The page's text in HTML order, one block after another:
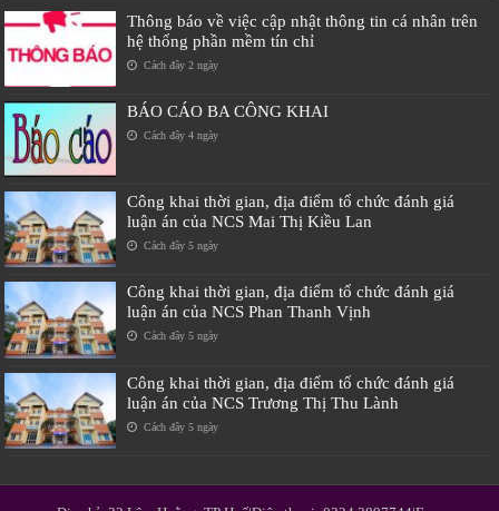
Thông báo về việc cập nhật thông tin cá nhân trên
hệ thống phần mềm tín chỉ
Cách đây 2 ngày
BÁO CÁO BA CÔNG KHAI
Cách đây 4 ngày
Công khai thời gian, địa điểm tổ chức đánh giá
luận án của NCS Mai Thị Kiều Lan
Cách đây 5 ngày
Công khai thời gian, địa điểm tổ chức đánh giá
luận án của NCS Phan Thanh Vịnh
Cách đây 5 ngày
Công khai thời gian, địa điểm tổ chức đánh giá
luận án của NCS Trương Thị Thu Lành
Cách đây 5 ngày